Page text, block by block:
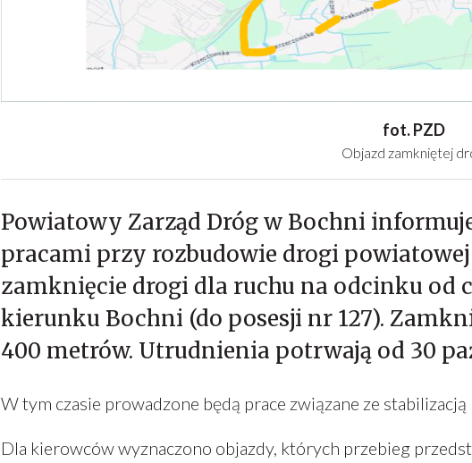
fot. PZD
Objazd zamkniętej
Powiatowy Zarząd Dróg w Bochni
pracami przy rozbudowie drogi powiatowej
zamknięcie drogi dla ruchu na odcinku od
kierunku Bochni (do posesji nr 127).
400 metrów. Utrudnienia potrwają od 30
W tym czasie prowadzone będą prace związane ze stabilizacją
Dla kierowców wyznaczono objazdy, których przebieg